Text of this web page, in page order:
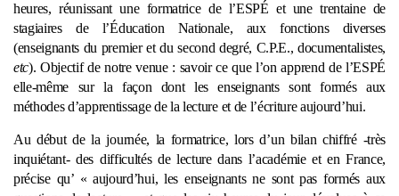
heures, réunissant une formatrice de l’ESPÉ et une trentaine de
stagiaires de l’Éducation Nationale, aux fonctions diverses
(enseignants du premier et du second degré, C.P.E., documentalistes,
etc). Objectif de notre venue : savoir ce que l’on apprend de l’ESPÉ
elle-même sur la façon dont les enseignants sont formés aux
méthodes d’apprentissage de la lecture et de l’écriture aujourd’hui.
Au début de la journée, la formatrice, lors d’un bilan chiffré -très
inquiétant- des difficultés de lecture dans l’académie et en France,
précise qu’ « aujourd’hui, les enseignants ne sont pas formés aux